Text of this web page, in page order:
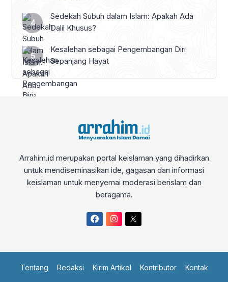
Sedekah Subuh dalam Islam: Apakah Ada
Dalil Khusus?
Kesalehan sebagai Pengembangan Diri
Sepanjang Hayat
Arrahim.id merupakan portal keislaman yang dihadirkan
untuk mendiseminasikan ide, gagasan dan informasi
keislaman untuk menyemai moderasi berislam dan
beragama.
Tentang Redaksi Kirim Artikel Kontributor Kontak